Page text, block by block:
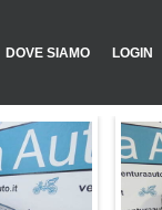
DOVE SIAMO LOGIN